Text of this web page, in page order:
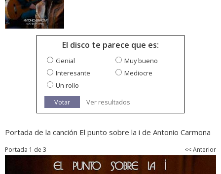
El disco te parece que es:
Genial
Muy bueno
Interesante
Mediocre
Un rollo
Votar
Ver resultados
Portada de la canción El punto sobre la i de Antonio Carmona
Portada 1 de 3 << Anterior